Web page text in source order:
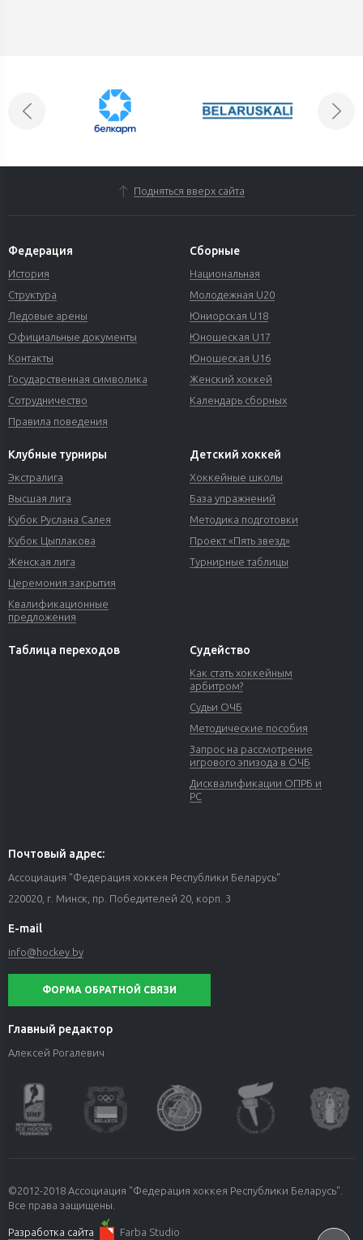
Подняться вверх сайта
Федерация
История
Структура
Ледовые арены
Официальные документы
Контакты
Государственная символика
Сотрудничество
Правила поведения
Сборные
Национальная
Молодежная U20
Юниорская U18
Юношеская U17
Юношеская U16
Женский хоккей
Календарь сборных
Клубные турниры
Экстралига
Высшая лига
Кубок Руслана Салея
Кубок Цыплакова
Женская лига
Церемония закрытия
Квалификационные
предложения
Детский хоккей
Хоккейные школы
База упражнений
Методика подготовки
Проект «Пять звезд»
Турнирные таблицы
Таблица переходов Судейство
Как стать хоккейным
арбитром?
Судьи ОЧБ
Методические пособия
Запрос на рассмотрение
игрового эпизода в ОЧБ
Дисквалификации ОПРБ и
РС
Почтовый адрес:
Ассоциация "Федерация хоккея Республики Беларусь"
220020, г. Минск, пр. Победителей 20, корп. 3
E-mail
info@hockey.by
ФОРМА ОБРАТНОЙ СВЯЗИ
Главный редактор
Алексей Рогалевич
©2012-2018 Ассоциация "Федерация хоккея Республики Беларусь".
Все права защищены.
Разработка сайта Farba Studio